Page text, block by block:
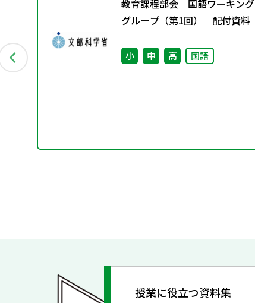
教育課程部会 国語ワーキング
グループ（第1回） 配付資料
小 中 高 国語
授業に役立つ資料集